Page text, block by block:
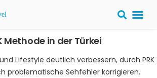
Methode in der Türkei
Lifestyle deutlich verbessern, durch PRK
problematische Sehfehler korrigieren.